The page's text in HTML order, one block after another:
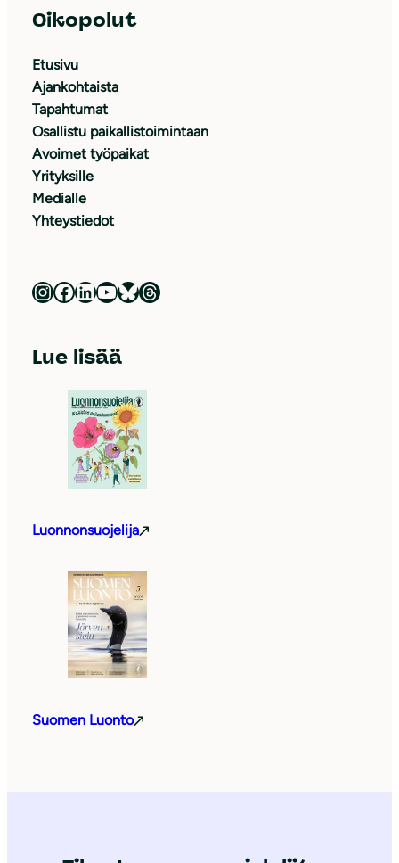
Oikopolut
Etusivu
Ajankohtaista
Tapahtumat
Osallistu paikallistoimintaan
Avoimet työpaikat
Yrityksille
Medialle
Yhteystiedot
Luonnonsuojeluliitto Instagramissa Luonnonsuojeluliitto Facebookissa Luonnonsuojeluliitto LinkedInissä Luonnonsuojeluliiton YouTube-kanava Luonnonsuojeluliitto Blueskyssa Luonnonsuojeluliitto Threadsissa
Lue lisää
Luonnonsuojelija
Suomen Luonto